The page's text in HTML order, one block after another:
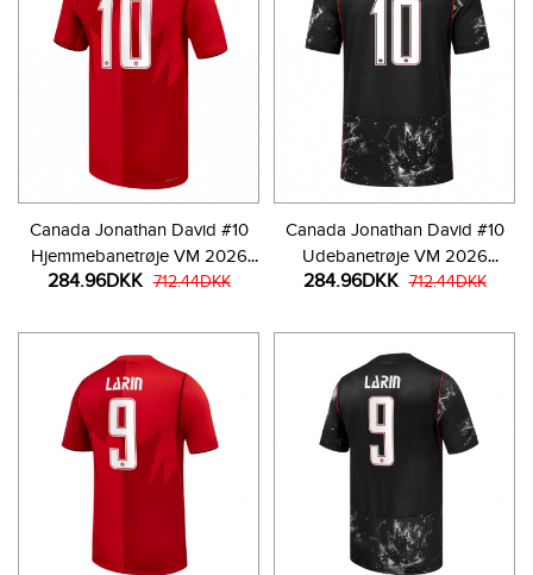
Canada Jonathan David #10
Hjemmebanetrøje VM 2026
Kortærmet
284.96DKK 712.44DKK
Canada Jonathan David #10
Udebanetrøje VM 2026
Kortærmet
284.96DKK 712.44DKK